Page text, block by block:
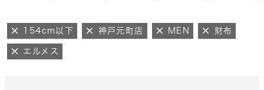
154cm以下 神戸元町店 MEN 財布
エルメス